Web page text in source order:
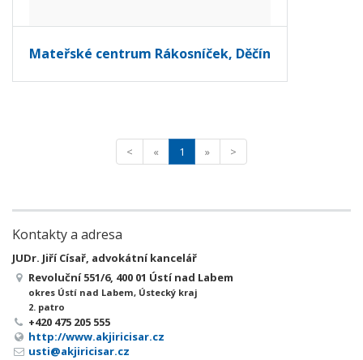
Mateřské centrum Rákosníček, Děčín
< « 1 » >
Kontakty a adresa
JUDr. Jiří Císař, advokátní kancelář
Revoluční 551/6, 400 01 Ústí nad Labem
okres Ústí nad Labem, Ústecký kraj
2. patro
+420 475 205 555
http://www.akjiricisar.cz
usti@akjiricisar.cz